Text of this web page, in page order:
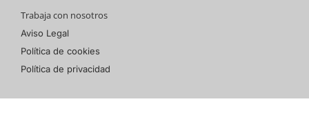
Trabaja con nosotros
Aviso Legal
Política de cookies
Política de privacidad